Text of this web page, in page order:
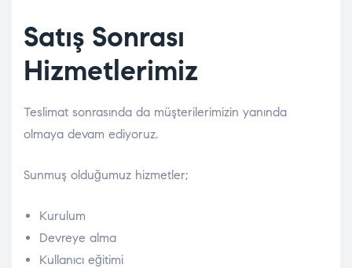
Satış Sonrası
Hizmetlerimiz
Teslimat sonrasında da müşterilerimizin yanında
olmaya devam ediyoruz.
Sunmuş olduğumuz hizmetler;
Kurulum
Devreye alma
Kullanıcı eğitimi